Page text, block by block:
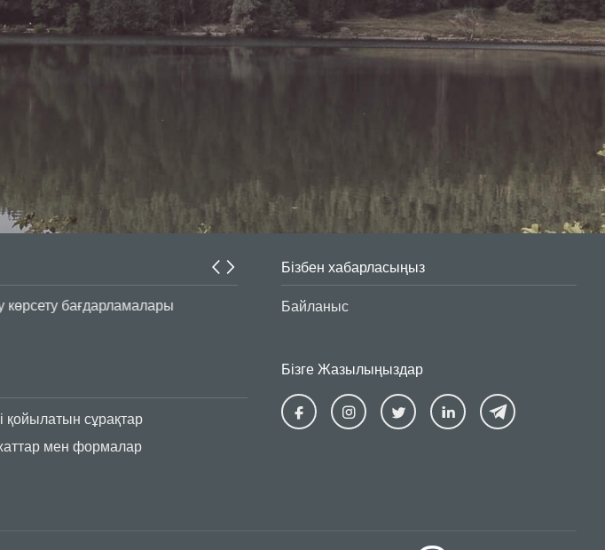
көрсету бағдарламалары Интернет-алаяқтар белсенділігін арттырды
қойылатын сұрақтар
мен формалар
Бізбен хабарласыңыз
Байланыс
Бізге Жазылыңыздар